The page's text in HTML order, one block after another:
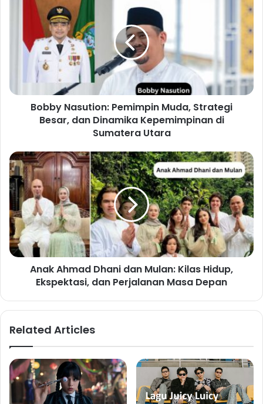
Bobby Nasution: Pemimpin Muda, Strategi
Besar, dan Dinamika Kepemimpinan di
Sumatera Utara
Anak Ahmad Dhani dan Mulan: Kilas Hidup,
Ekspektasi, dan Perjalanan Masa Depan
Related Articles